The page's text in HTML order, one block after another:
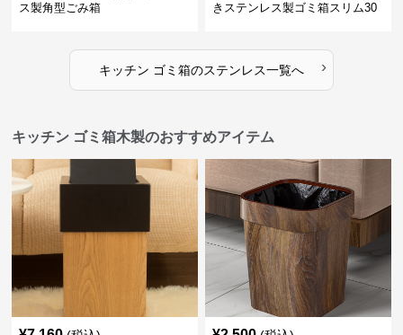
ス製角型ごみ箱
きステンレス製ゴミ箱スリム30
キッチン ゴミ箱のステンレス一覧へ ›
キッチン ゴミ箱木製のおすすめアイテム